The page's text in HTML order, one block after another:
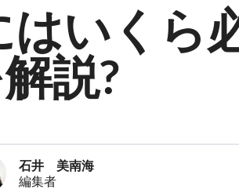
いくら
説?
石井 美南海
編集者